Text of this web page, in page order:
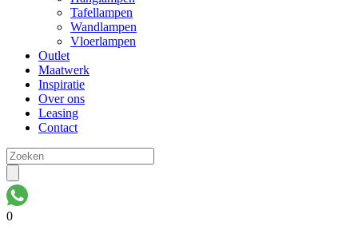
Tafellampen
Wandlampen
Vloerlampen
Outlet
Maatwerk
Inspiratie
Over ons
Leasing
Contact
0